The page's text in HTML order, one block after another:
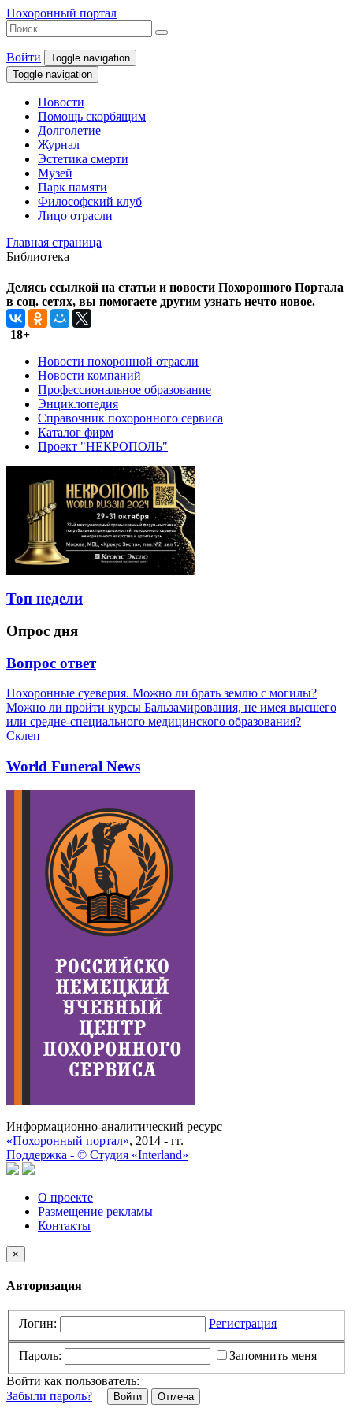
Похоронный портал
Войти
Toggle navigation
Toggle navigation
Новости
Помощь скорбящим
Долголетие
Журнал
Эстетика смерти
Музей
Парк памяти
Философский клуб
Лицо отрасли
Главная страница
Библиотека
Делясь ссылкой на статьи и новости Похоронного Портала
в соц. сетях, вы помогаете другим узнать нечто новое.
18+
Новости похоронной отрасли
Новости компаний
Профессиональное образование
Энциклопедия
Справочник похоронного сервиса
Каталог фирм
Проект "НЕКРОПОЛЬ"
Топ недели
Опрос дня
Вопрос ответ
Похоронные суеверия. Можно ли брать землю с могилы?
Можно ли пройти курсы Бальзамирования, не имея высшего
или средне-специального медицинского образования?
Склеп
World Funeral News
Информационно-аналитический ресурс
«Похоронный портал», 2014 - гг.
Поддержка - © Cтудия «Interland»
О проекте
Размещение рекламы
Контакты
×
Авторизация
Логин: Регистрация
Пароль:
Запомнить меня
Войти как пользователь:
Забыли пароль?
Отмена